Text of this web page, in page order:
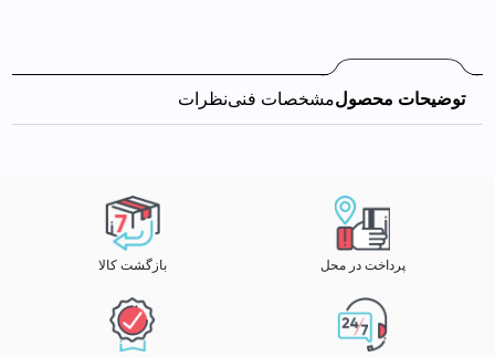
توضیحات محصولمشخصات فنینظرات
پرداخت در محل بازگشت کالا